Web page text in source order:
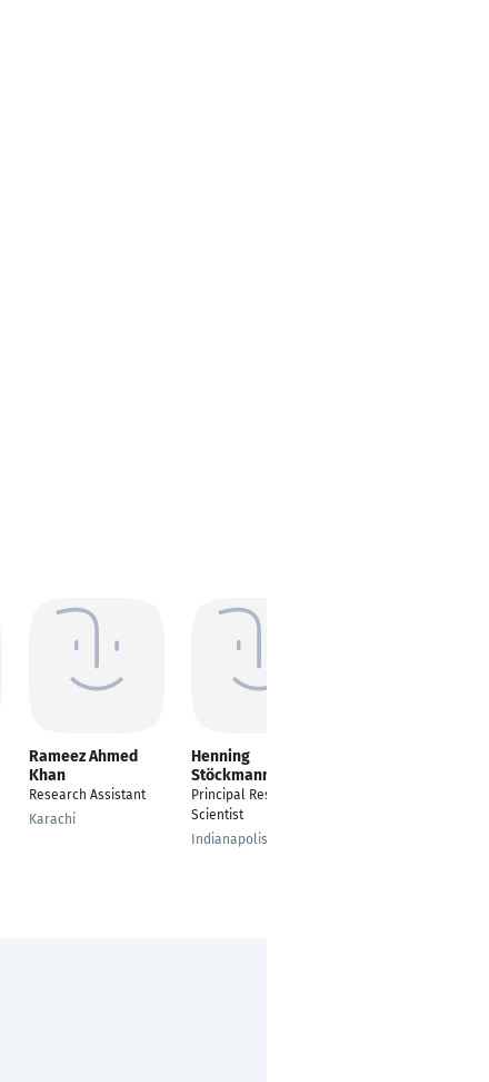
Rameez Ahmed
Khan
Research Assistant
Karachi
Henning
Stöckmann
Principal Research
Scientist
Indianapolis